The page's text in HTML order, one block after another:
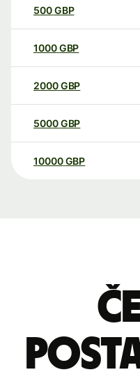
500GBP
1000GBP
2000GBP
5000GBP
10000 GBP